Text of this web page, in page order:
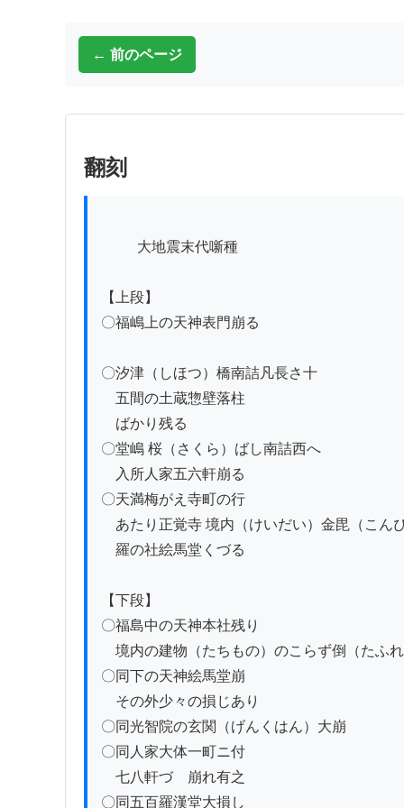
← 前のページ
翻刻
【上段】
〇福嶋上の天神表門崩る
〇汐津（しほつ）橋南詰凡長さ十
五間の土蔵惣壁落柱
ばかり残る
〇堂嶋 桜（さくら）ばし南詰西へ
入所人家五六軒崩る
〇天満梅がえ寺町の行
あたり正覚寺 境内（けいだい）金毘（こんぴ
羅の社絵馬堂くづる
【下段】
〇福島中の天神本社残り
境内の建物（たちもの）のこらず倒（たふ
〇同下の天神絵馬堂崩
その外少々の損じあり
〇同光智院の玄関（げんくはん）大崩
〇同人家大体一町ニ付
七八軒づゝ崩れ有之
〇同五百羅漢堂大損し